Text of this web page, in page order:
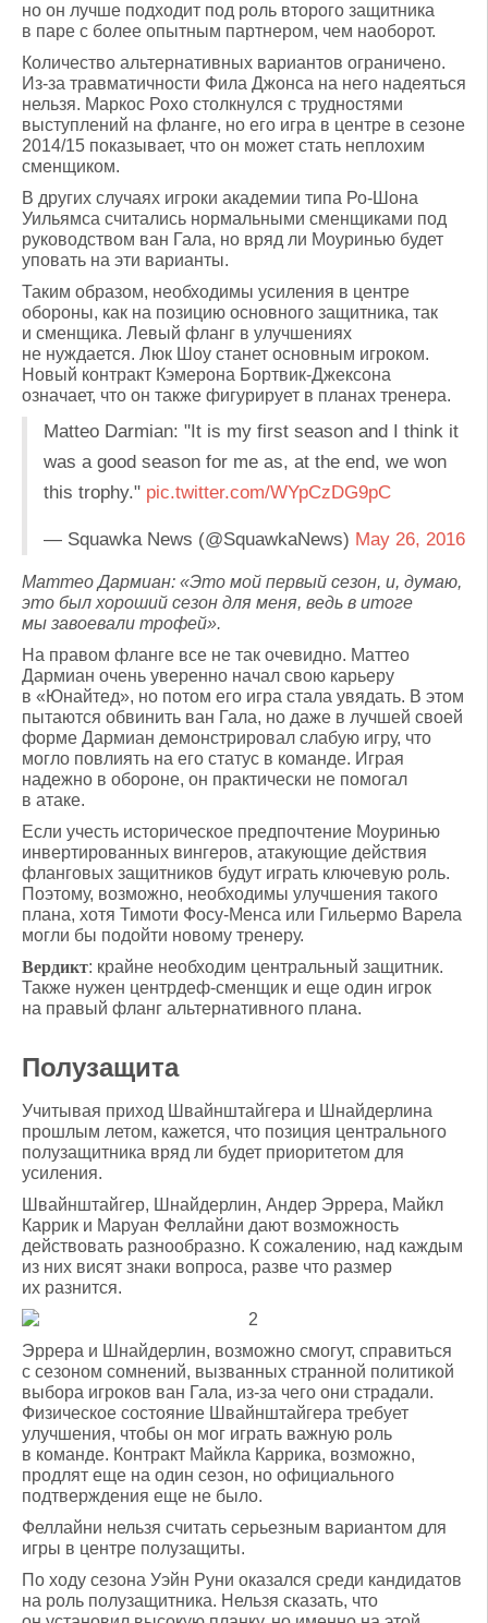
но он лучше подходит под роль второго защитника
в паре с более опытным партнером, чем наоборот.
Количество альтернативных вариантов ограничено.
Из-за травматичности Фила Джонса на него надеяться
нельзя. Маркос Рохо столкнулся с трудностями
выступлений на фланге, но его игра в центре в сезоне
2014/15 показывает, что он может стать неплохим
сменщиком.
В других случаях игроки академии типа Ро-Шона
Уильямса считались нормальными сменщиками под
руководством ван Гала, но вряд ли Моуринью будет
уповать на эти варианты.
Таким образом, необходимы усиления в центре
обороны, как на позицию основного защитника, так
и сменщика. Левый фланг в улучшениях
не нуждается. Люк Шоу станет основным игроком.
Новый контракт Кэмерона Бортвик-Джексона
означает, что он также фигурирует в планах тренера.
Matteo Darmian: "It is my first season and I think it
was a good season for me as, at the end, we won
this trophy." pic.twitter.com/WYpCzDG9pC
— Squawka News (@SquawkaNews) May 26, 2016
Маттео Дармиан: «Это мой первый сезон, и, думаю,
это был хороший сезон для меня, ведь в итоге
мы завоевали трофей».
На правом фланге все не так очевидно. Маттео
Дармиан очень уверенно начал свою карьеру
в «Юнайтед», но потом его игра стала увядать. В этом
пытаются обвинить ван Гала, но даже в лучшей своей
форме Дармиан демонстрировал слабую игру, что
могло повлиять на его статус в команде. Играя
надежно в обороне, он практически не помогал
в атаке.
Если учесть историческое предпочтение Моуринью
инвертированных вингеров, атакующие действия
фланговых защитников будут играть ключевую роль.
Поэтому, возможно, необходимы улучшения такого
плана, хотя Тимоти Фосу-Менса или Гильермо Варела
могли бы подойти новому тренеру.
Вердикт: крайне необходим центральный защитник.
Также нужен центрдеф-сменщик и еще один игрок
на правый фланг альтернативного плана.
Полузащита
Учитывая приход Швайнштайгера и Шнайдерлина
прошлым летом, кажется, что позиция центрального
полузащитника вряд ли будет приоритетом для
усиления.
Швайнштайгер, Шнайдерлин, Андер Эррера, Майкл
Каррик и Маруан Феллайни дают возможность
действовать разнообразно. К сожалению, над каждым
из них висят знаки вопроса, разве что размер
их разнится.
Эррера и Шнайдерлин, возможно смогут, справиться
с сезоном сомнений, вызванных странной политикой
выбора игроков ван Гала, из-за чего они страдали.
Физическое состояние Швайнштайгера требует
улучшения, чтобы он мог играть важную роль
в команде. Контракт Майкла Каррика, возможно,
продлят еще на один сезон, но официального
подтверждения еще не было.
Феллайни нельзя считать серьезным вариантом для
игры в центре полузащиты.
По ходу сезона Уэйн Руни оказался среди кандидатов
на роль полузащитника. Нельзя сказать, что